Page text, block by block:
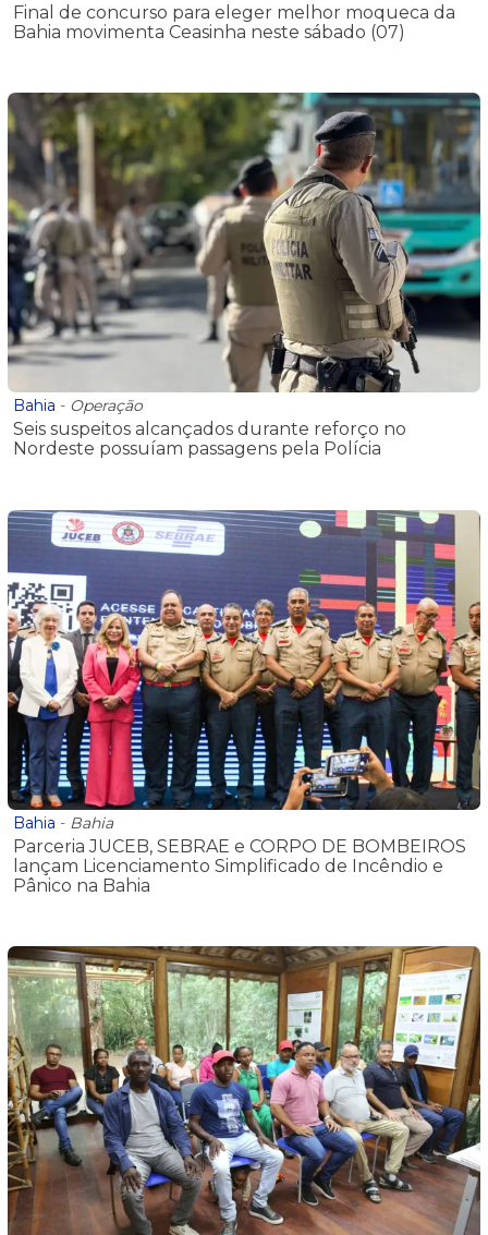
Final de concurso para eleger melhor moqueca da
Bahia movimenta Ceasinha neste sábado (07)
Bahia - Operação
Seis suspeitos alcançados durante reforço no
Nordeste possuíam passagens pela Polícia
Bahia - Bahia
Parceria JUCEB, SEBRAE e CORPO DE BOMBEIROS
lançam Licenciamento Simplificado de Incêndio e
Pânico na Bahia